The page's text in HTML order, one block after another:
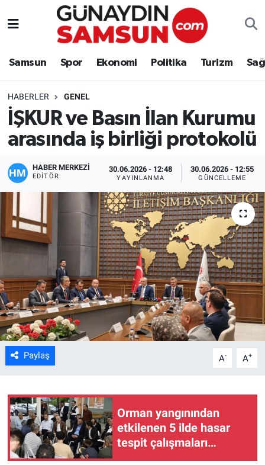
Samsun Spor Ekonomi Politika Turizm
HABERLER GENEL
İŞKUR ve Basın İlan Kurumu
arasında iş birliği protokolü
HABER MERKEZİ
EDITÖR
30.06.2026 - 12:48
YAYINLANMA
30.06.2026 - 12:55
GÜNCELLEME
Paylaş A- A+
Orman yangınından
etkilenen 5 ilde hasar
tespit çalışmaları
tamamlandı
Samsun
Politika
Turizm
Sağlık
Eğitim
Yaşam
Kültür Sanat
Bilim ve Teknoloji
Genel
Nöbetçi Eczaneler
Süper Lig Puan Durumu ve Fikstür
Tüm Manşetler
Son Dakika Haberleri
Haber Arşivi